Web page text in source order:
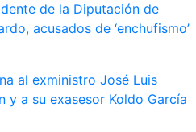
de la Diputación de
acusados de ‘enchufismo’
al exministro José Luis
y a su exasesor Koldo García